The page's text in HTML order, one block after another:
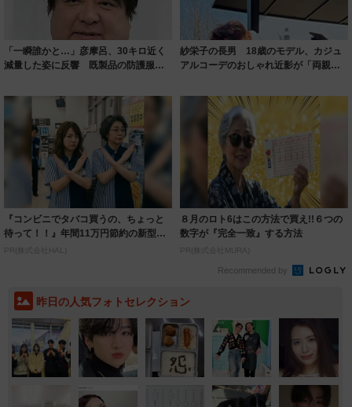
「一瞬誰かと…」彦摩呂、30キロ近く
減量した姿に反響 既製品の防護服が
紗栄子の長男 18歳のモデル、カジュ
アルコーデのおしゃれ近影が「両親の
『コンビニでタバコ買うの、ちょっと
待って！！』年間11万円節約の新型タ
バコ
PR(株式会社HAL)
８月のロト6はこの方法で買え!!６つの
数字が『完全一致』する方法
PR(株式会社MURA)
Recommended by
昨日の人気フォトセレクション